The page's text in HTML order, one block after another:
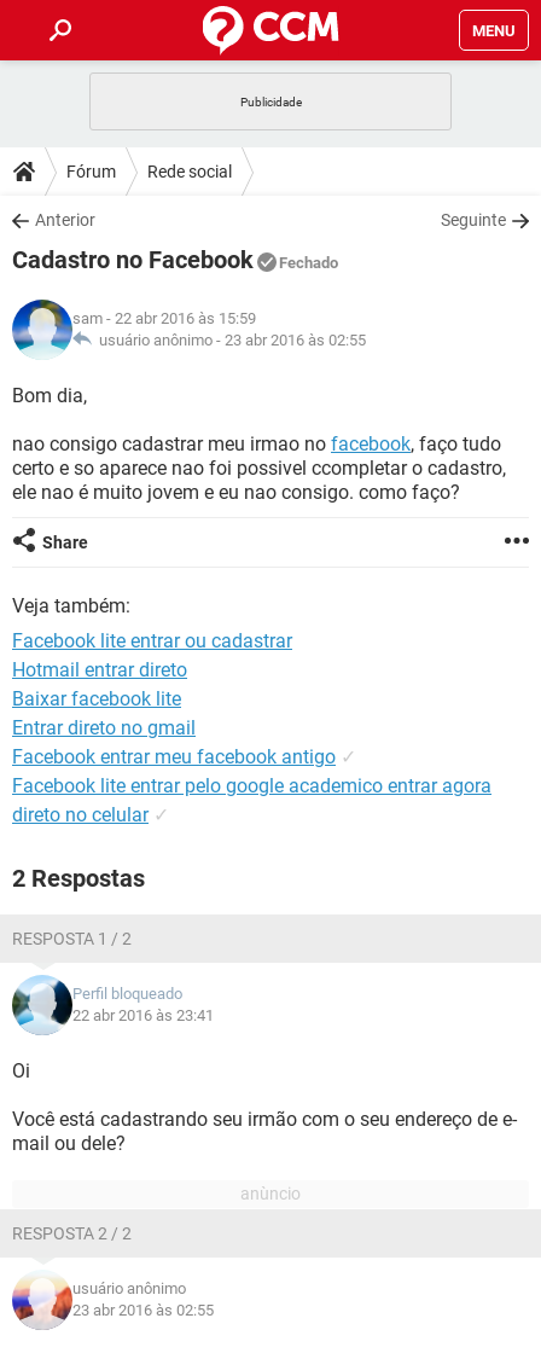
MENU
CELULAR
OUTLOOK
INSTAGRAM GMAIL
GUIA DE COMPRAS
DICAS
JOGOS
INSTAGRAM
GUIA DE COMPRAS
DOWNLOADS
JOGOS WHATSAPP
CELULAR
OUTLOOK EXCEL
INSTAGRAM
JOGOS
CELULAR
OUTLOOK
INSTAGRAM GMAIL
GUIA DE COMPRAS
GLOSSÁRIO
JOGOS
OUTLOOK EXCEL
GMAIL
GUIA DE COMPRAS
Fórum Rede social
Anterior Seguinte
Cadastro no Facebook Fechado
sam - 22 abr 2016 às 15:59
usuário anônimo - 23 abr 2016 às 02:55
Bom dia,
nao consigo cadastrar meu irmao no facebook, faço tudo
certo e so aparece nao foi possivel ccompletar o cadastro,
ele nao é muito jovem e eu nao consigo. como faço?
Share
Veja também:
Facebook lite entrar ou cadastrar
Hotmail entrar direto
Baixar facebook lite
Entrar direto no gmail
Facebook entrar meu facebook antigo ✓
Facebook lite entrar pelo google academico entrar agora
direto no celular ✓
2 Respostas
RESPOSTA 1 / 2
Perfil bloqueado
22 abr 2016 às 23:41
Oi
Você está cadastrando seu irmão com o seu endereço de e-
mail ou dele?
RESPOSTA 2 / 2
usuário anônimo
23 abr 2016 às 02:55